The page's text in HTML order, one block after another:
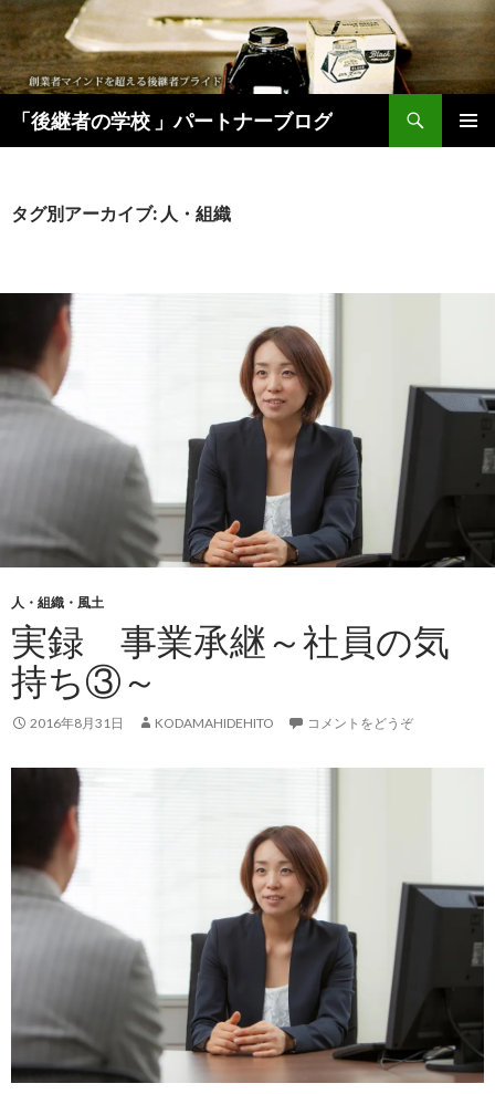
「後継者の学校 」パートナーブログ
検
ン
タグ別アーカイブ: 人・組織
人・組織・風土
実録 事業承継～社員の気
持ち③～
2016年8月31日 KODAMAHIDEHITO コメントをどうぞ